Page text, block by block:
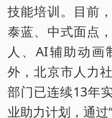
技能培训。目前
泰蓝、中式面点
人、AI辅助动画
外，北京市人力
部门已连续13年
业助力计划，通过